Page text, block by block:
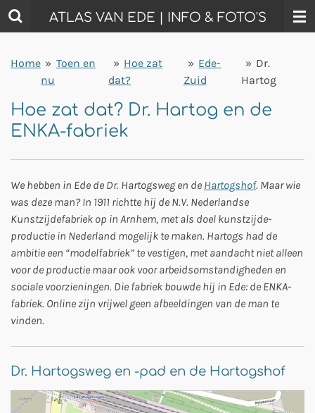
Ga
direct
de
hoofdinhoud
ATLAS VAN EDE | INFO & FOTO'S
Home » Toen en
nu
» Hoe zat
dat?
» Ede-
Zuid
» Dr.
Hartog
Hoe zat dat? Dr. Hartog en de
ENKA-fabriek
We hebben in Ede de Dr. Hartogsweg en de Hartogshof. Maar wie
was deze man?In 1911 richtte hij de N.V. Nederlandse
Kunstzijdefabriek op in Arnhem, met als doel kunstzijde­
productie in Nederland mogelijk te maken. Hartogs had de
ambitie een “model­fabriek” te vestigen, met aandacht niet alleen
voor de productie maar ook voor arbeidsomstandigheden en
sociale voorzieningen. Die fabriek bouwde hij in Ede: de ENKA-
fabriek. Online zijn vrijwel geen afbeeldingen van de man te
vinden.
Dr. Hartogsweg en -pad en de Hartogshof